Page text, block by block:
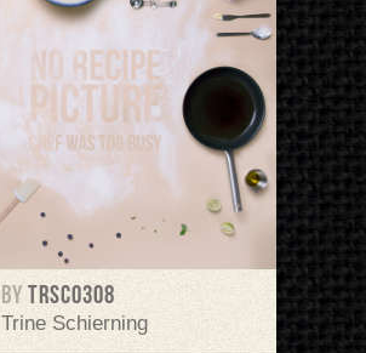
BY trsc0308
Trine Schierning